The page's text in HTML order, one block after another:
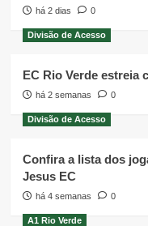
há 2 dias 0
Divisão de Acesso
EC Rio Verde estreia
há 2 semanas 0
Divisão de Acesso
Confira a lista dos
Jesus EC
há 4 semanas 0
A1 Rio Verde